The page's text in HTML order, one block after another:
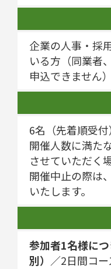
企業の人事・採
いる方（同業者
申込できません）
6名（先着順受付
開催人数に満た
させていただく
開催中止の際は
いたします。
参加者1名様に
別） ／2日間コー